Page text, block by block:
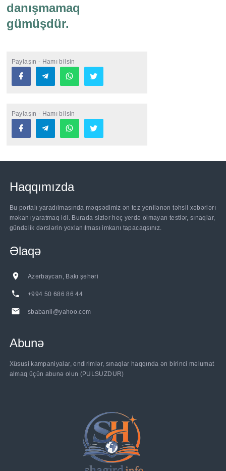
danışmamaq
gümüşdür.
Paylaşın - Hamı bilsin
Paylaşın - Hamı bilsin
Haqqımızda
Bu portalı yaradılmasında məqsədimiz ən tez yenilənən təhsil xəbərlərı
məkanı yaratmaq idi. Burada sizlər heç yerdə olmayan testlər, sınaqlar,
gündəlik dərslərin yoxlanılması imkanı tapacaqsınız.
Əlaqə
Azərbaycan, Bakı şəhəri
+994 50 686 86 44
sbabanli@yahoo.com
Abunə
Xüsusi kampaniyalar, endirimlər, sınaqlar haqqında ən birinci məlumat
almaq üçün abunə olun (PULSUZDUR)